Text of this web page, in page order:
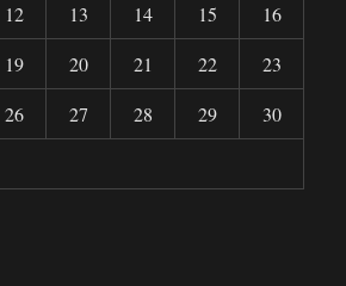
12 13 14 15
16
19 20 21 22
23
26 27 28 29
30